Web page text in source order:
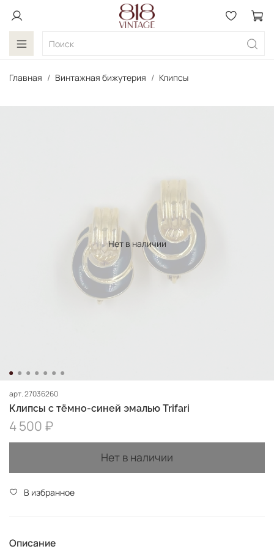
Главная Винтажная бижутерия Клипсы
Нет в наличии
арт.27036260
Клипсы с тёмно-синей эмалью Trifari
4 500 ₽
Нет в наличии
В избранное
Описание